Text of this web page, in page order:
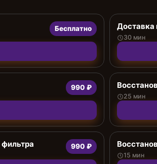
Бесплатно Доставка
30 мин
990 ₽
25 мин
990 ₽
15 мин